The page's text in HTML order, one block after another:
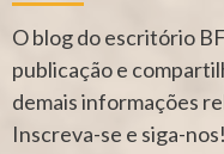
O blog do escritório
publicação e
demais informações
Inscreva-se e siga-nos!